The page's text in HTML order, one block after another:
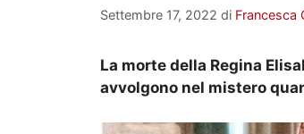
Settembre 17, 2022 di Francesca
La morte della Regina
avvolgono nel mistero